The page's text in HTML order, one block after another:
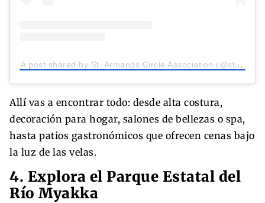
A post shared by St. Armands Circle Association (@st.armandscircle)
Allí vas a encontrar todo: desde alta costura,
decoración para hogar, salones de bellezas o spa,
hasta patios gastronómicos que ofrecen cenas bajo
la luz de las velas.
4. Explora el Parque Estatal del
Río Myakka